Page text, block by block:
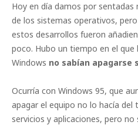
Hoy en día damos por
de los sistemas operativos,
estos desarrollos fueron
poco. Hubo un tiempo en el
Windows no sabían apagarse
Ocurría con Windows 95, que
apagar el equipo no lo hacía del
servicios y aplicaciones, pero